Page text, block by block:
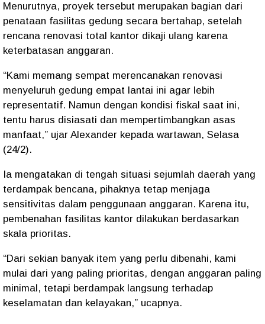
Menurutnya, proyek tersebut merupakan bagian dari
penataan fasilitas gedung secara bertahap, setelah
rencana renovasi total kantor dikaji ulang karena
keterbatasan anggaran.
“Kami memang sempat merencanakan renovasi
menyeluruh gedung empat lantai ini agar lebih
representatif. Namun dengan kondisi fiskal saat ini,
tentu harus disiasati dan mempertimbangkan asas
manfaat,” ujar Alexander kepada wartawan, Selasa
(24/2).
Ia mengatakan di tengah situasi sejumlah daerah yang
terdampak bencana, pihaknya tetap menjaga
sensitivitas dalam penggunaan anggaran. Karena itu,
pembenahan fasilitas kantor dilakukan berdasarkan
skala prioritas.
“Dari sekian banyak item yang perlu dibenahi, kami
mulai dari yang paling prioritas, dengan anggaran paling
minimal, tetapi berdampak langsung terhadap
keselamatan dan kelayakan,” ucapnya.